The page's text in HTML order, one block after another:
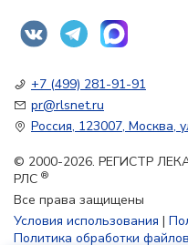
+7 (499) 281-91-91
pr@rlsnet.ru
Россия, 123007, Москва,
© 2000-2026. РЕГИСТР
РЛС ®
Все права защищены
Условия использования |
Политика обработки